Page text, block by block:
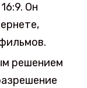
Он
решением